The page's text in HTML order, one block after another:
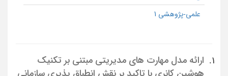
علمی-پژوهشی 1
1.
ارائه مدل مهارت های مدیریتی مبتنی بر تکنیک
هوشین کانری با تاکید بر نقش انطباق پذیری سازمانی